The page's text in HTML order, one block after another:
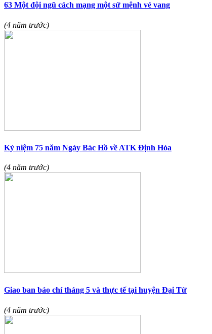
63 Một đội ngũ cách mạng một sứ mệnh vẻ vang
(4 năm trước)
Kỷ niệm 75 năm Ngày Bác Hồ về ATK Định Hóa
(4 năm trước)
Giao ban báo chí tháng 5 và thực tế tại huyện Đại Từ
(4 năm trước)